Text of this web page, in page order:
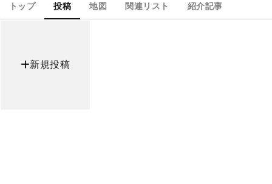
トップ 投稿 地図 関連リスト 紹介記事
新規投稿